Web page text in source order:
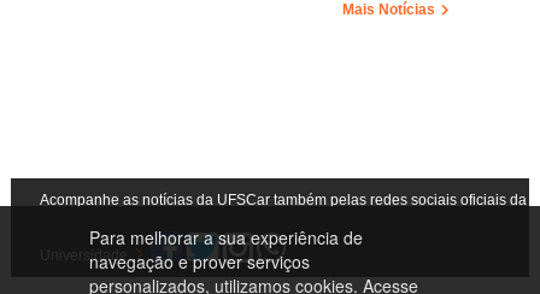
Para melhorar a sua experiência de
navegação e prover serviços
personalizados, utilizamos cookies. Acesse
Mais Notícias
Acompanhe as notícias da UFSCar também pelas redes sociais oficiais da
Universidade